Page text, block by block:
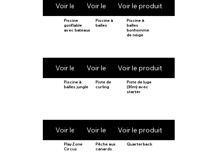
Voir le produitVoir le produitVoir le produit
Piscine
gonflable
avec bateaux
Voir le produit
Piscine à
balles
Voir le produit
Piscine à
balles
bonhomme
de neige
Voir le produit
Piscine à
balles jungle
Voir le produit
Piste de
curling
Voir le produit
Piste de luge
(30m) avec
starter
Voir le produit
PlayZone
Circus
Pêche aux
canards
Quarterback